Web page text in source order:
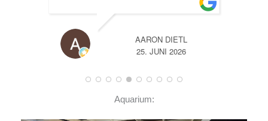
AARON DIETL
25. JUNI 2026
Aquarium: